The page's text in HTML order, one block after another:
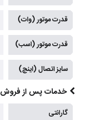
قدرت موتور (وات)
قدرت موتور (اسب)
سایز اتصال (اینچ)
خدمات پس از فروش
گارانتی